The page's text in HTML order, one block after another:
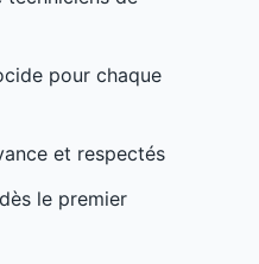
pour chaque
et respectés
le premier